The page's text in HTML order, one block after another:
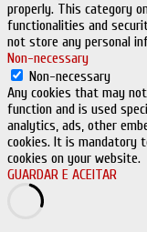
properly. This category
functionalities and
not store any personal
Non-necessary
Non-necessary
Any cookies that may
function and is used
analytics, ads, other
cookies. It is mandatory
cookies on your website.
GUARDAR E ACEITAR